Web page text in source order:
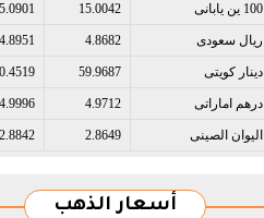
100 ين يابانى​ 15.0042
ريال سعودى​ 4.8682
4.8951
دينار كويتى​ 59.9687
درهم اماراتى​ 4.9712
4.9996
اليوان الصينى​ 2.8649
2.8842
أسعار الذهب